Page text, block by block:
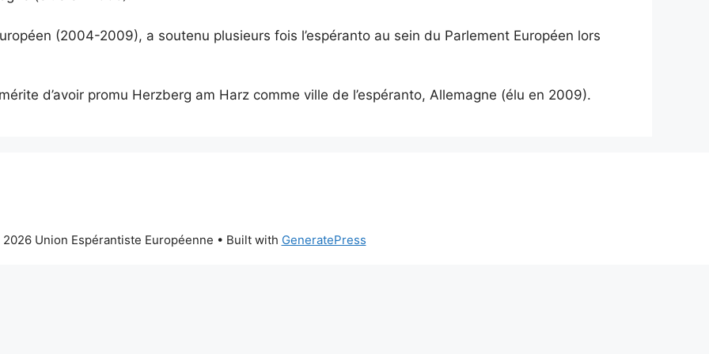
(2004-2009), a soutenu plusieurs fois l’espéranto au sein du Parlement Européen lors
d’avoir promu Herzberg am Harz comme ville de l’espéranto, Allemagne (élu en 2009).
Union Espérantiste Européenne • Built with GeneratePress